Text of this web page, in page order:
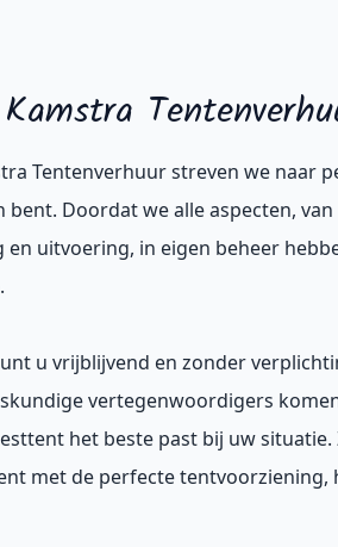
Tentenverhuur streven we naar
bent. Doordat we alle aspecten,
en uitvoering, in eigen beheer
u vrijblijvend en zonder
vertegenwoordigers
het beste past bij uw
met de perfecte